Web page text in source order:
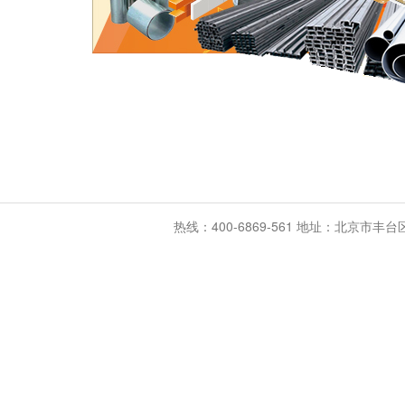
热线：400-6869-561 地址：北京市丰台